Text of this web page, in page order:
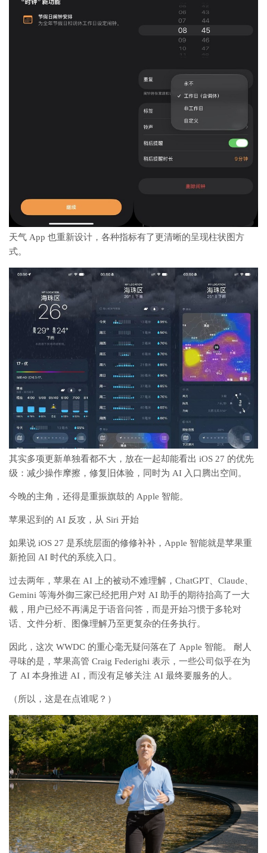
天气 App 也重新设计，各种指标有了更清晰的呈现柱状图方
式。
其实多项更新单独看都不大，放在一起却能看出 iOS 27 的优先
级：减少操作摩擦，修复旧体验，同时为 AI 入口腾出空间。
今晚的主角，还得是重振旗鼓的 Apple 智能。
苹果迟到的 AI 反攻，从 Siri 开始
如果说 iOS 27 是系统层面的修修补补，Apple 智能就是苹果重
新抢回 AI 时代的系统入口。
过去两年，苹果在 AI 上的被动不难理解，ChatGPT、Claude、
Gemini 等海外御三家已经把用户对 AI 助手的期待抬高了一大
截，用户已经不再满足于语音问答，而是开始习惯于多轮对
话、文件分析、图像理解乃至更复杂的任务执行。
因此，这次 WWDC 的重心毫无疑问落在了 Apple 智能。 耐人
寻味的是，苹果高管 Craig Federighi 表示，一些公司似乎在为
了 AI 本身推进 AI，而没有足够关注 AI 最终要服务的人。
（所以，这是在点谁呢？）